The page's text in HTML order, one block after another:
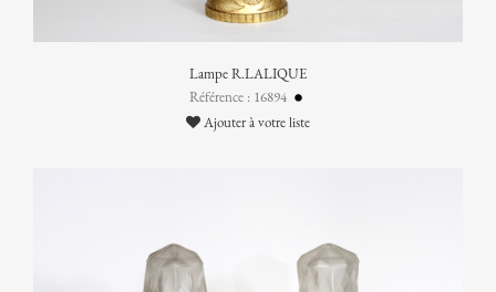
Lampe R.LALIQUE
Référence : 16894
Ajouter à votre liste